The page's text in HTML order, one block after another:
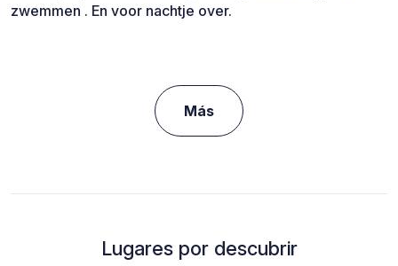
zwemmen . En voor nachtje over.
Más
Lugares por descubrir